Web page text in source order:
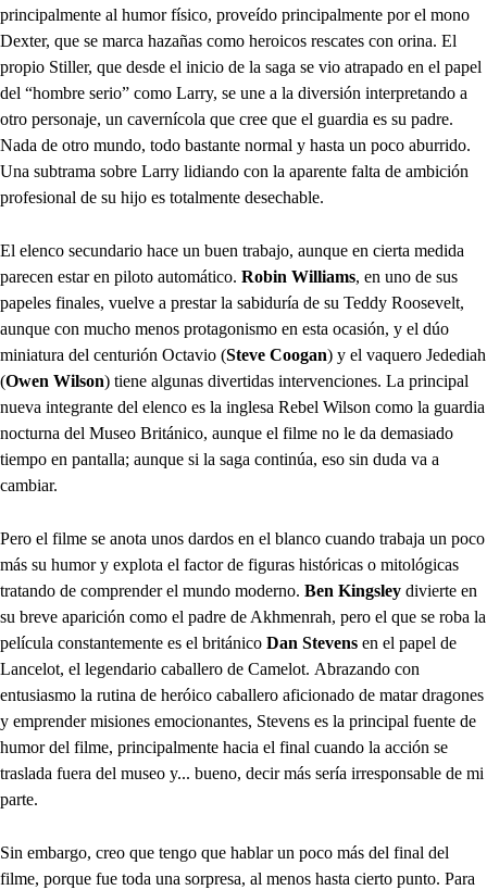
principalmente al humor físico, proveído principalmente por el mono
Dexter, que se marca hazañas como heroicos rescates con orina. El
propio Stiller, que desde el inicio de la saga se vio atrapado en el papel
del “hombre serio” como Larry, se une a la diversión interpretando a
otro personaje, un cavernícola que cree que el guardia es su padre.
Nada de otro mundo, todo bastante normal y hasta un poco aburrido.
Una subtrama sobre Larry lidiando con la aparente falta de ambición
profesional de su hijo es totalmente desechable.
El elenco secundario hace un buen trabajo, aunque en cierta medida
parecen estar en piloto automático. Robin Williams, en uno de sus
papeles finales, vuelve a prestar la sabiduría de su Teddy Roosevelt,
aunque con mucho menos protagonismo en esta ocasión, y el dúo
miniatura del centurión Octavio (Steve Coogan) y el vaquero Jedediah
(Owen Wilson) tiene algunas divertidas intervenciones. La principal
nueva integrante del elenco es la inglesa Rebel Wilson como la guardia
nocturna del Museo Británico, aunque el filme no le da demasiado
tiempo en pantalla; aunque si la saga continúa, eso sin duda va a
cambiar.
Pero el filme se anota unos dardos en el blanco cuando trabaja un poco
más su humor y explota el factor de figuras históricas o mitológicas
tratando de comprender el mundo moderno. Ben Kingsley divierte en
su breve aparición como el padre de Akhmenrah, pero el que se roba la
película constantemente es el británico Dan Stevens en el papel de
Lancelot, el legendario caballero de Camelot. Abrazando con
entusiasmo la rutina de heróico caballero aficionado de matar dragones
y emprender misiones emocionantes, Stevens es la principal fuente de
humor del filme, principalmente hacia el final cuando la acción se
traslada fuera del museo y... bueno, decir más sería irresponsable de mi
parte.
Sin embargo, creo que tengo que hablar un poco más del final del
filme, porque fue toda una sorpresa, al menos hasta cierto punto. Para